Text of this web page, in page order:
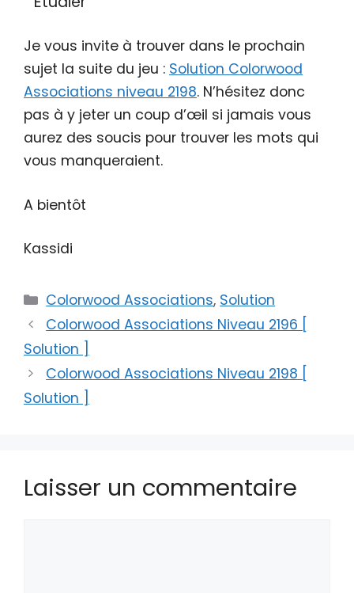
Je vous invite à trouver dans le prochain
sujet la suite du jeu : Solution Colorwood
Associations niveau 2198. N’hésitez donc
pas à y jeter un coup d’œil si jamais vous
aurez des soucis pour trouver les mots qui
vous manqueraient.
A bientôt
Kassidi
Catégories
Colorwood Associations, Solution
Colorwood Associations Niveau 2196 [
Solution ]
Colorwood Associations Niveau 2198 [
Solution ]
Laisser un commentaire